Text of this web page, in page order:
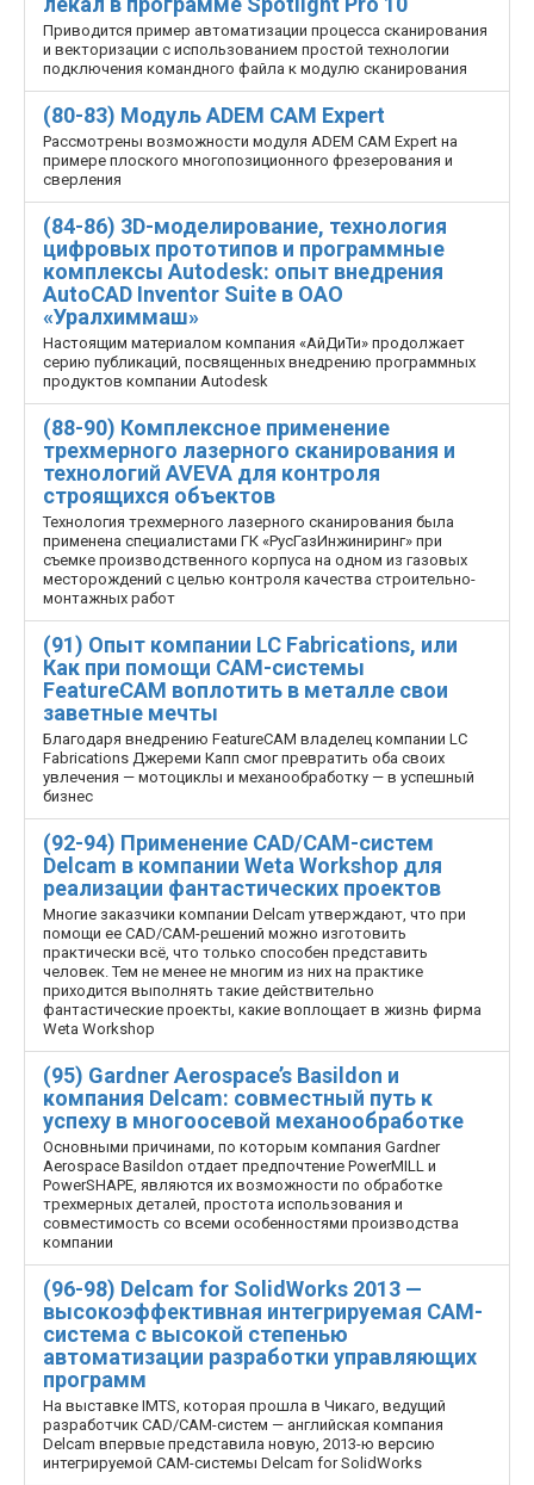
Приводится пример автоматизации процесса сканирования
и векторизации с использованием простой технологии
подключения командного файла к модулю сканирования
(80-83) Модуль ADEM CAM Expert
Рассмотрены возможности модуля ADEM CAM Expert на
примере плоского многопозиционного фрезерования и
сверления
(84-86) 3D-моделирование, технология
цифровых прототипов и программные
комплексы Autodesk: опыт внедрения
AutoCAD Inventor Suite в ОАО
«Уралхиммаш»
Настоящим материалом компания «АйДиТи» продолжает
серию публикаций, посвященных внедрению программных
продуктов компании Autodesk
(88-90) Комплексное применение
трехмерного лазерного сканирования и
технологий AVEVA для контроля
строящихся объектов
Технология трехмерного лазерного сканирования была
применена специалистами ГК «РусГазИнжиниринг» при
съемке производственного корпуса на одном из газовых
месторождений с целью контроля качества строительно­
монтажных работ
(91) Опыт компании LC Fabrications, или
Как при помощи CAM-системы
FeatureCAM воплотить в металле свои
заветные мечты
Благодаря внедрению FeatureCAM владелец компании LC
Fabrications Джереми Капп смог превратить оба своих
увлечения — мотоциклы и механообработку — в успешный
бизнес
(92-94) Применение CAD/CAM-систем
Delcam в компании Weta Workshop для
реализации фантастических проектов
Многие заказчики компании Delcam утверждают, что при
помощи ее CAD/CAM-решений можно изготовить
практически всё, что только способен представить
человек. Тем не менее не многим из них на практике
приходится выполнять такие действительно
фантастические проекты, какие воплощает в жизнь фирма
Weta Workshop
(95) Gardner Aerospace’s Basildon и
компания Delcam: совместный путь к
успеху в многоосевой механообработке
Основными причинами, по которым компания Gardner
Aerospace Basildon отдает предпочтение PowerMILL и
PowerSHAPE, являются их возможности по обработке
трехмерных деталей, простота использования и
совместимость со всеми особенностями производства
компании
(96-98) Delcam for SolidWorks 2013 —
высокоэффективная интегрируемая CAM-
система с высокой степенью
автоматизации разработки управляющих
программ
На выставке IMTS, которая прошла в Чикаго, ведущий
разработчик CAD/CAM-систем — английская компания
Delcam впервые представила новую, 2013-ю версию
интегрируемой CAM-системы Delcam for SolidWorks